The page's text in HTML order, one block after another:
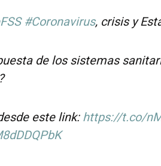
#Coronavirus, crisis y
de los sistemas
este link: https://t.co/